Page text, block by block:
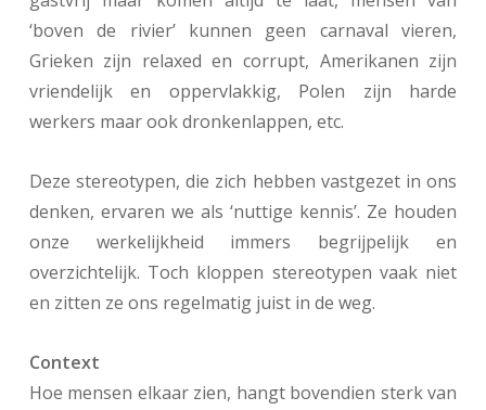
‘boven de rivier’ kunnen geen carnaval vieren,
Grieken zijn relaxed en corrupt, Amerikanen zijn
vriendelijk en oppervlakkig, Polen zijn harde
werkers maar ook dronkenlappen, etc.
Deze stereotypen, die zich hebben vastgezet in ons
denken, ervaren we als ‘nuttige kennis’. Ze houden
onze werkelijkheid immers begrijpelijk en
overzichtelijk. Toch kloppen stereotypen vaak niet
en zitten ze ons regelmatig juist in de weg.
Context
Hoe mensen elkaar zien, hangt bovendien sterk van